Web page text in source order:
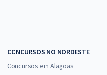
CONCURSOS NO NORDESTE
Concursos em Alagoas